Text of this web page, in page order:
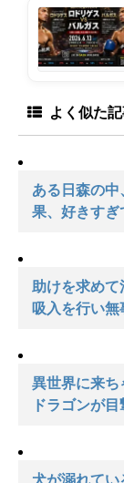
よく似た
ある日森の
果、好きすぎ
助けを求めて
吸入を行い
異世界に来ち
ドラゴンが
犬が溺れて